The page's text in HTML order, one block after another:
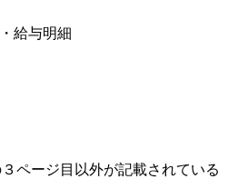
給与明細
ページ目以外が記載されている